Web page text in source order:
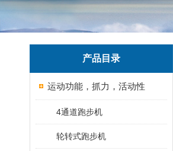
产品目录
运动功能，抓力，活动性
4通道跑步机
轮转式跑步机